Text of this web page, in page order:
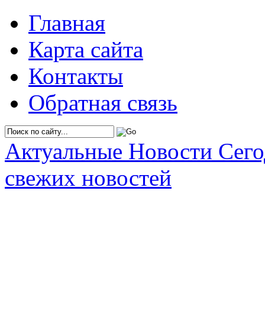
Главная
Карта сайта
Контакты
Обратная связь
Актуальные Новости
свежих новостей